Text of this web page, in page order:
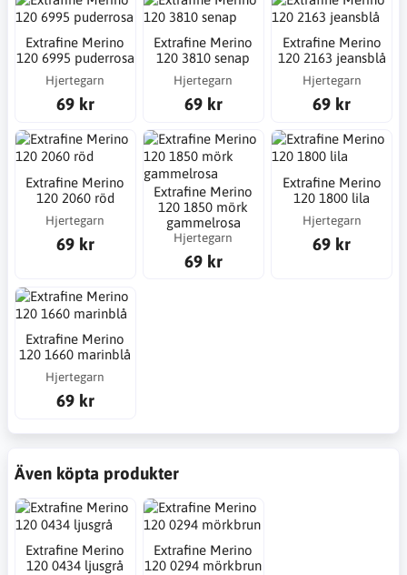
Extrafine Merino
120 6995 puderrosa
Hjertegarn
69 kr
Extrafine Merino
120 3810 senap
Hjertegarn
69 kr
Extrafine Merino
120 2163 jeansblå
Hjertegarn
69 kr
Extrafine Merino
120 2060 röd
Hjertegarn
69 kr
Extrafine Merino
120 1850 mörk
gammelrosa
Hjertegarn
69 kr
Extrafine Merino
120 1800 lila
Hjertegarn
69 kr
Extrafine Merino
120 1660 marinblå
Hjertegarn
69 kr
Även köpta produkter
Extrafine Merino
120 0434 ljusgrå
Extrafine Merino
120 0294 mörkbrun